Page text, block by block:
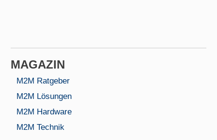
MAGAZIN
M2M Ratgeber
M2M Lösungen
M2M Hardware
M2M Technik